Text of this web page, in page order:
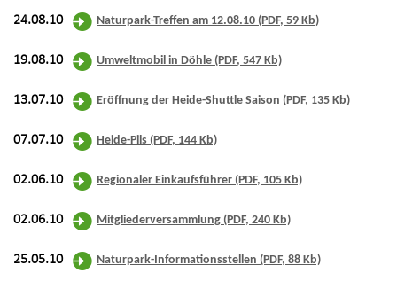
24.08.10 Naturpark-Treffen am 12.08.10 (PDF, 59 Kb)
19.08.10 Umweltmobil in Döhle (PDF, 547 Kb)
13.07.10 Eröffnung der Heide-Shuttle Saison (PDF, 135 Kb)
07.07.10 Heide-Pils (PDF, 144 Kb)
02.06.10 Regionaler Einkaufsführer (PDF, 105 Kb)
02.06.10 Mitgliederversammlung (PDF, 240 Kb)
25.05.10 Naturpark-Informationsstellen (PDF, 88 Kb)